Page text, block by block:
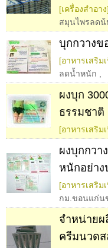
[เครื่องสำอาง]
สมุนไพรลด
บุกกวางข
[อาหารเสริม
ลดน้ำหนัก
ผงบุก
ธรรมชาติ
[อาหารเสริม
ผงบุกกว
หนักอย่า
[อาหารเสริม
กม.ขอนแก่น
จำหน่ายผ
ครีมนวด